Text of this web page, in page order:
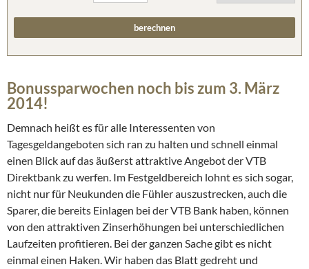
Bonussparwochen noch bis zum 3. März
2014!
Demnach heißt es für alle Interessenten von
Tagesgeldangeboten sich ran zu halten und schnell einmal
einen Blick auf das äußerst attraktive Angebot der VTB
Direktbank zu werfen. Im Festgeldbereich lohnt es sich sogar,
nicht nur für Neukunden die Fühler auszustrecken, auch die
Sparer, die bereits Einlagen bei der VTB Bank haben, können
von den attraktiven Zinserhöhungen bei unterschiedlichen
Laufzeiten profitieren. Bei der ganzen Sache gibt es nicht
einmal einen Haken. Wir haben das Blatt gedreht und